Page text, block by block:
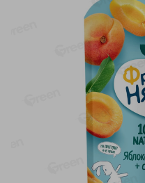
охлажд